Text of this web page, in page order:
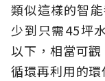
類似這樣的智
少到只需45坪
以下，相當可
循環再利用的